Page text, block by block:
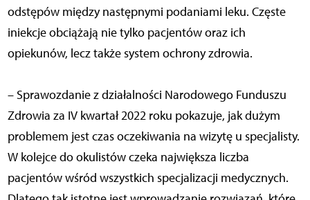
odstępów między następnymi podaniami leku. Częste
iniekcje obciążają nie tylko pacjentów oraz ich
opiekunów, lecz także system ochrony zdrowia.
– Sprawozdanie z działalności Narodowego Funduszu
Zdrowia za IV kwartał 2022 roku pokazuje, jak dużym
problemem jest czas oczekiwania na wizytę u specjalisty.
W kolejce do okulistów czeka największa liczba
pacjentów wśród wszystkich specjalizacji medycznych.